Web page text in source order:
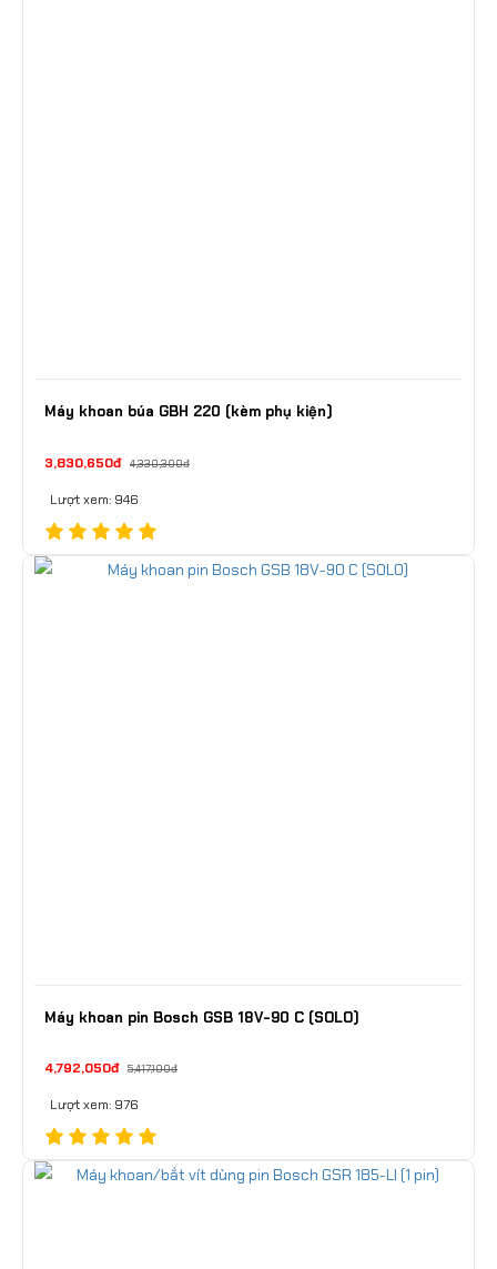
Máy khoan búa GBH 220 (kèm phụ kiện)
3,830,650đ 4,330,300đ
Lượt xem: 946
Máy khoan pin Bosch GSB 18V-90 C (SOLO)
4,792,050đ 5,417,100đ
Lượt xem: 976